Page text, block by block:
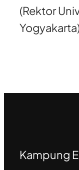
(Rektor
Kampung